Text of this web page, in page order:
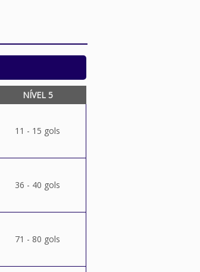
NÍVEL 5
11 - 15 gols
36 - 40 gols
71 - 80 gols